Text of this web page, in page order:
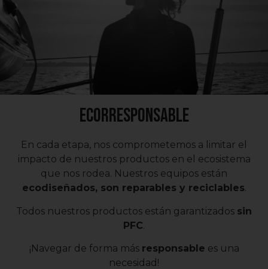
Ecorresponsable
En cada etapa, nos comprometemos a limitar el
impacto de nuestros productos en el ecosistema
que nos rodea. Nuestros equipos están
ecodiseñados, son reparables y reciclables.
Todos nuestros productos están garantizados sin
PFC.
¡Navegar de forma más responsable es una
necesidad!